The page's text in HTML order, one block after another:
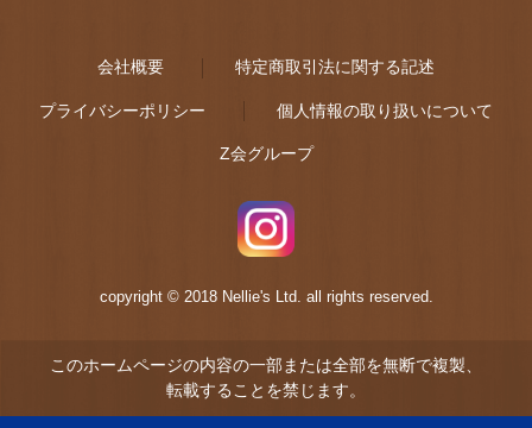
会社概要 特定商取引法に関する記述
プライバシーポリシー 個人情報の取り扱いについて
Z会グループ
copyright © 2018 Nellie's Ltd. all rights reserved.
このホームページの内容の一部または全部を無断で複製、
転載することを禁じます。